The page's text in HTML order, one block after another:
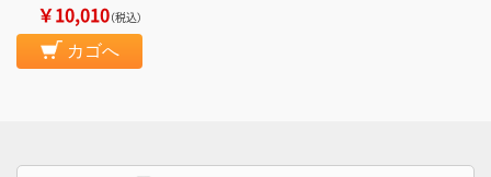
￥10,010（税込）
カゴへ